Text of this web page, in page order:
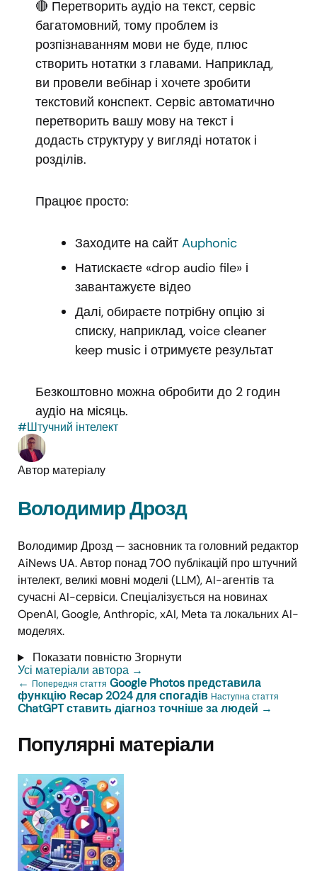
🔴 Перетворить аудіо на текст, сервіс
багатомовний, тому проблем із
розпізнаванням мови не буде, плюс
створить нотатки з главами. Наприклад,
ви провели вебінар і хочете зробити
текстовий конспект. Сервіс автоматично
перетворить вашу мову на текст і
додасть структуру у вигляді нотаток і
розділів.
Працює просто:
Заходите на сайт Auphonic
Натискаєте «drop audio file» і
завантажуєте відео
Далі, обираєте потрібну опцію зі
списку, наприклад, voice cleaner
keep music і отримуєте результат
Безкоштовно можна обробити до 2 годин
аудіо на місяць.
#Штучний інтелект
Автор матеріалу
Володимир Дрозд
Володимир Дрозд — засновник та головний редактор
AiNews UA. Автор понад 700 публікацій про штучний
інтелект, великі мовні моделі (LLM), AI-агентів та
сучасні AI-сервіси. Спеціалізується на новинах
OpenAI, Google, Anthropic, xAI, Meta та локальних AI-
моделях.
Показати повністюЗгорнути
Усі матеріали автора →
← Попередня стаття Google Photos представила
функцію Recap 2024 для спогадів Наступна стаття
ChatGPT ставить діагноз точніше за людей →
Популярні матеріали